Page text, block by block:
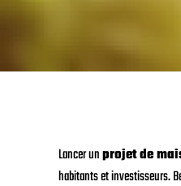
Lancer unprojet de
habitants et investisseurs.